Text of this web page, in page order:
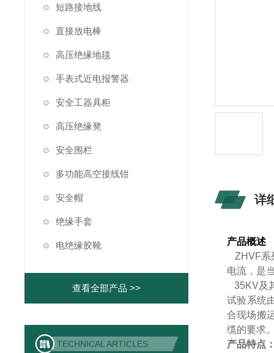
短路接地线
直接放电棒
高压绝缘地毯
手表式近电报警器
安全工器具柜
高压绝缘凳
安全围栏
多功能高空接线钳
安全帽
绝缘手套
电绝缘胶靴
查看全部产品 >>
TECHNICAL ARTICLES
详
产品概述
ZHVF系
电流，是
35KV及
试验系统
合现场搬
缆的要求
产品特点